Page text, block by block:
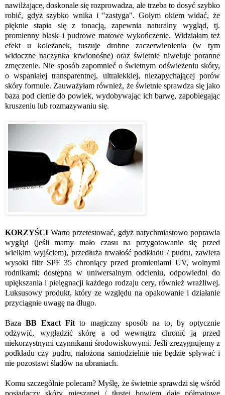
nawilżające, doskonale się rozprowadza, ale trzeba to dosyć szybko
robić, gdyż szybko wnika i "zastyga". Gołym okiem widać, że
pięknie stapia się z tonacją, zapewnia naturalny wygląd, tj.
promienny blask i pudrowe matowe wykończenie. Widziałam też
efekt u koleżanek, tuszuje drobne zaczerwienienia (w tym
widoczne naczynka krwionośne) oraz świetnie niweluje poranne
zmęczenie. Nie sposób zapomnieć o świetnym odświeżeniu skóry,
o wspaniałej transparentnej, ultralekkiej, niezapychającej porów
skóry formule. Zauważyłam również, że świetnie sprawdza się jako
baza pod cienie do powiek, wydobywając ich barwę, zapobiegając
kruszeniu lub rozmazywaniu się.
KORZYŚCI Warto przetestować, gdyż natychmiastowo poprawia
wygląd (jeśli mamy mało czasu na przygotowanie się przed
wielkim wyjściem), przedłuża trwałość podkładu / pudru, zawiera
wysoki filtr SPF 35 chroniący przed promieniami UV, wolnymi
rodnikami; dostępna w uniwersalnym odcieniu, odpowiedni do
upiększania i pielęgnacji każdego rodzaju cery, również wrażliwej.
Luksusowy produkt, który ze względu na opakowanie i działanie
przyciągnie uwagę na długo.
BazaBB Exact Fit to magiczny sposób na to, by optycznie
odżywić, wygładzić skórę a od wewnątrz chronić ją przed
niekorzystnymi czynnikami środowiskowymi. Jeśli zrezygnujemy z
podkładu czy pudru, nałożona samodzielnie nie będzie spływać i
nie pozostawi śladów na ubraniach.
Komu szczególnie polecam? Myślę, że świetnie sprawdzi się wśród